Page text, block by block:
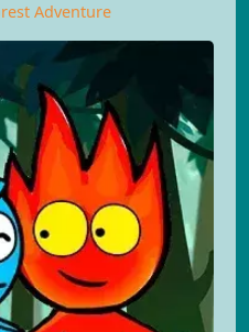
Adventure